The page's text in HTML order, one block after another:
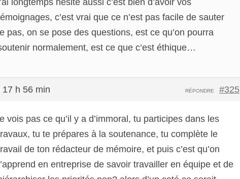
longtemps hésité aussi c’est bien d’avoir vos
c’est vrai que ce n’est pas facile de sauter
le pas, on se pose des questions, est ce qu’on pourra
normalement, est ce que c’est éthique…
h 56 min #325
RÉPONDRE
vois pas ce qu’il y a d’immoral, tu participes dans les
tu te prépares à la soutenance, tu complète le
de ton rédacteur de mémoire, et puis c’est qu’on
en entreprise de savoir travailler en équipe et de